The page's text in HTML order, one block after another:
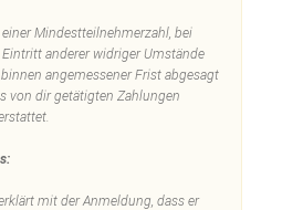
Mindestteilnehmerzahl, bei
anderer widriger Umstände
angemessener Frist abgesagt
von dir getätigten Zahlungen
mit der Anmeldung, dass er